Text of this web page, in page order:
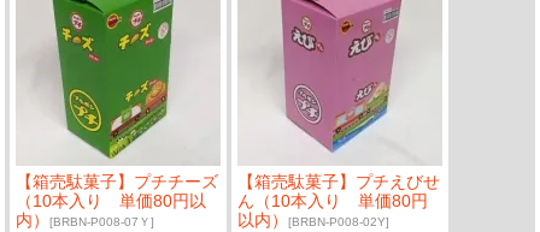
【箱売駄菓子】プチチーズ
（10本入り 単価80円以
内）[BRBN-P008-07Ｙ]
【箱売駄菓子】プチえびせ
ん（10本入り 単価80円
以内）[BRBN-P008-02Y]